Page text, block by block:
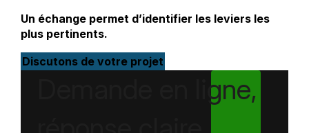
Un échange permet d’identifier les leviers les
plus pertinents.
Discutons de votre projet
Demande en ligne,